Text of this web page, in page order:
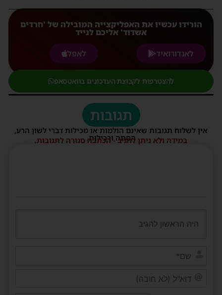
הורידו עכשיו את האפליקצייה המובילה של 'חרדים
אשדוד' אליכם לנייד
לאנדורואיד
לאפל
להצטרפות לקבוצת העדכונים בוואטסאפ
תגובות
אין לשלוח תגובות שאינם הולמות או מכילות דברי לשון הרע,
הסתה ורכילות.
במידה ולא ניתן להגיב - הכתבה סגורה לתגובות.